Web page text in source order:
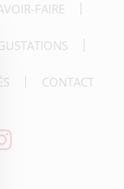
le
FAIRE
CONTACT